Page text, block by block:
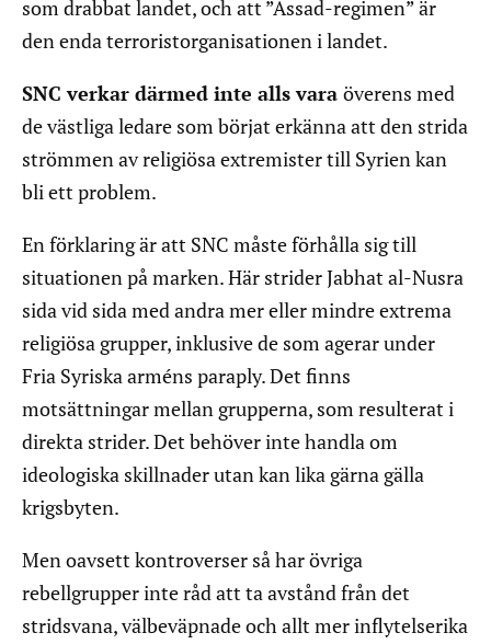
som drabbat landet, och att ”Assad-regimen” är
den enda terroristorganisationen i landet.
SNC verkar därmed inte alls vara överens med
de västliga ledare som börjat erkänna att den strida
strömmen av religiösa extremister till Syrien kan
bli ett problem.
En förklaring är att SNC måste förhålla sig till
situationen på marken. Här strider Jabhat al-Nusra
sida vid sida med andra mer eller mindre extrema
religiösa grupper, inklusive de som agerar under
Fria Syriska arméns paraply. Det finns
motsättningar mellan grupperna, som resulterat i
direkta strider. Det behöver inte handla om
ideologiska skillnader utan kan lika gärna gälla
krigsbyten.
Men oavsett kontroverser så har övriga
rebellgrupper inte råd att ta avstånd från det
stridsvana, välbeväpnade och allt mer inflytelserika